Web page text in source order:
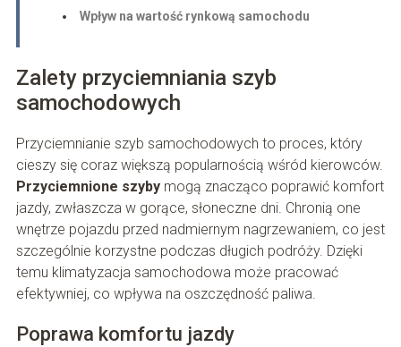
Wpływ na wartość rynkową samochodu
Zalety przyciemniania szyb
samochodowych
Przyciemnianie szyb samochodowych to proces, który
cieszy się coraz większą popularnością wśród kierowców.
Przyciemnione szybymogą znacząco poprawić komfort
jazdy, zwłaszcza w gorące, słoneczne dni. Chronią one
wnętrze pojazdu przed nadmiernym nagrzewaniem, co jest
szczególnie korzystne podczas długich podróży. Dzięki
temu klimatyzacja samochodowa może pracować
efektywniej, co wpływa na oszczędność paliwa.
Poprawa komfortu jazdy